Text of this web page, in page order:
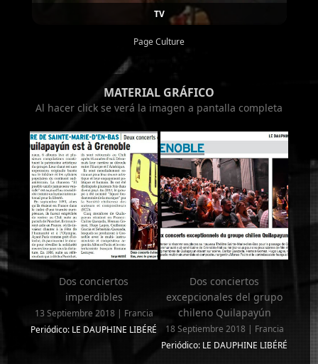
TV
Page Culture
MATERIAL GRÁFICO
Al hacer click se verá la imagen a pantalla completa
Dos conciertos
imperdibles
13 Septiembre 2018 | Francia
Periódico: LE DAUPHINE LIBÉRÉ
Dos conciertos
excepcionales del grupo
chileno Quilapayún
18 Septiembre 2018 | Francia
Periódico: LE DAUPHINE LIBÉRÉ